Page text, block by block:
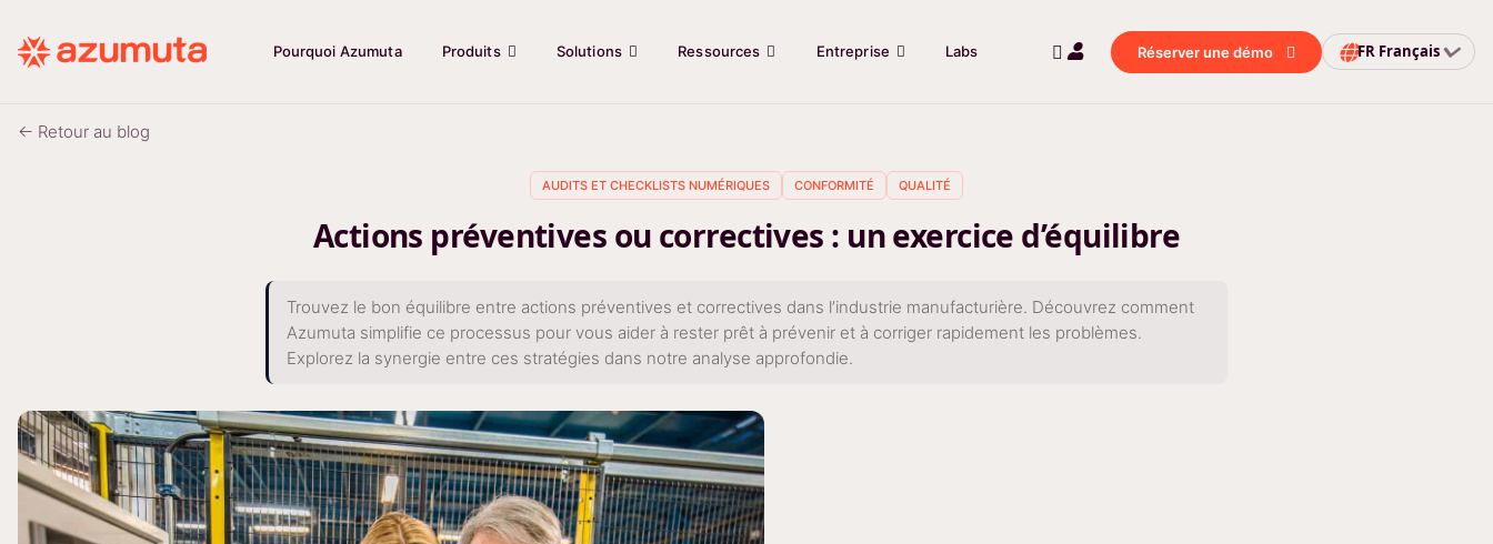
Pourquoi Azumuta Produits Solutions Ressources Entreprise Labs Réserver une démo FR Français
← Retour au blog
AUDITS ET CHECKLISTS NUMÉRIQUES CONFORMITÉ QUALITÉ
Actions préventives ou correctives : un exercice d’équilibre
Trouvez le bon équilibre entre actions préventives et correctives dans l’industrie manufacturière. Découvrez comment
Azumuta simplifie ce processus pour vous aider à rester prêt à prévenir et à corriger rapidement les problèmes.
Explorez la synergie entre ces stratégies dans notre analyse approfondie.